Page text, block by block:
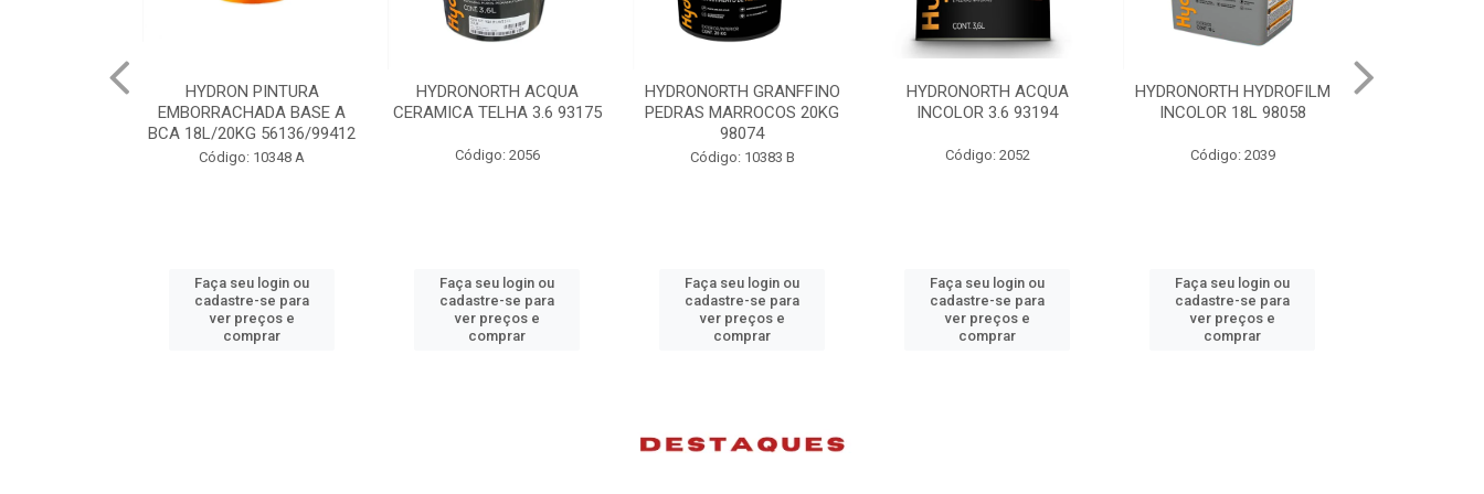
HYDRONORTH ACQUA
CERAMICA TELHA 3.6 93175
Código: 2056
Faça seu login ou
cadastre-se para
ver preços e
comprar
HYDRONORTH GRANFFINO
PEDRAS MARROCOS 20KG
Código: 10383 B
Faça seu login ou
cadastre-se para
ver preços e
comprar
HYDRONORTH ACQUA
INCOLOR 3.6 93194
Código: 2052
Faça seu login ou
cadastre-se para
ver preços e
comprar
HYDRONORTH HYDROFILM
INCOLOR 18L 98058
Código: 2039
Faça seu login ou
cadastre-se para
ver preços e
comprar
HYDRONORTH ACR STAND
RENDE BCO GELO 3.6 8341
Código: 10219
Faça seu login ou
cadastre-se para
ver preços e
comprar